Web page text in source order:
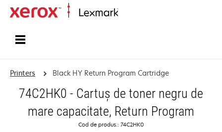
Printers Black HY Return Program Cartridge
74C2HK0 - Cartuş de toner negru de
mare capacitate, Return Program
Cod de produs.: 74C2HK0